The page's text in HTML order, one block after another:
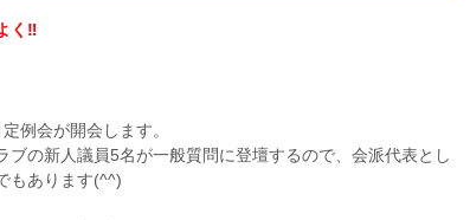
く‼
例会が開会します。
ブの新人議員5名が一般質問に登壇するので、会派代表とし
もあります(^^)